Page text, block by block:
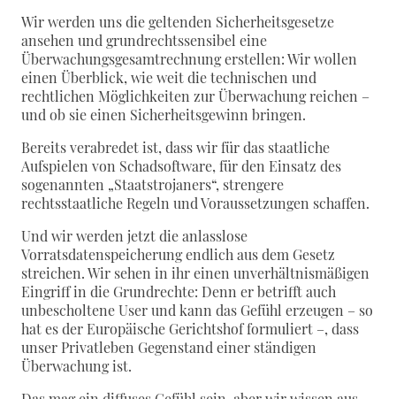
Wir werden uns die geltenden Sicherheitsgesetze
ansehen und grundrechtssensibel eine
Überwachungsgesamtrechnung erstellen: Wir wollen
einen Überblick, wie weit die technischen und
rechtlichen Möglichkeiten zur Überwachung reichen –
und ob sie einen Sicherheitsgewinn bringen.
Bereits verabredet ist, dass wir für das staatliche
Aufspielen von Schadsoftware, für den Einsatz des
sogenannten „Staatstrojaners“, strengere
rechtsstaatliche Regeln und Voraussetzungen schaffen.
Und wir werden jetzt die anlasslose
Vorratsdatenspeicherung endlich aus dem Gesetz
streichen. Wir sehen in ihr einen unverhältnismäßigen
Eingriff in die Grundrechte: Denn er betrifft auch
unbescholtene User und kann das Gefühl erzeugen – so
hat es der Europäische Gerichtshof formuliert –, dass
unser Privatleben Gegenstand einer ständigen
Überwachung ist.